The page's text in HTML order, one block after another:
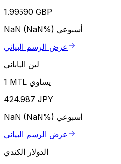
1.99590 GBP
NaN (NaN%) أسبوعي
عرض الرسم البياني
الين الياباني
1 MTL يساوي
424.987 JPY
NaN (NaN%) أسبوعي
عرض الرسم البياني
الدولار الكندي